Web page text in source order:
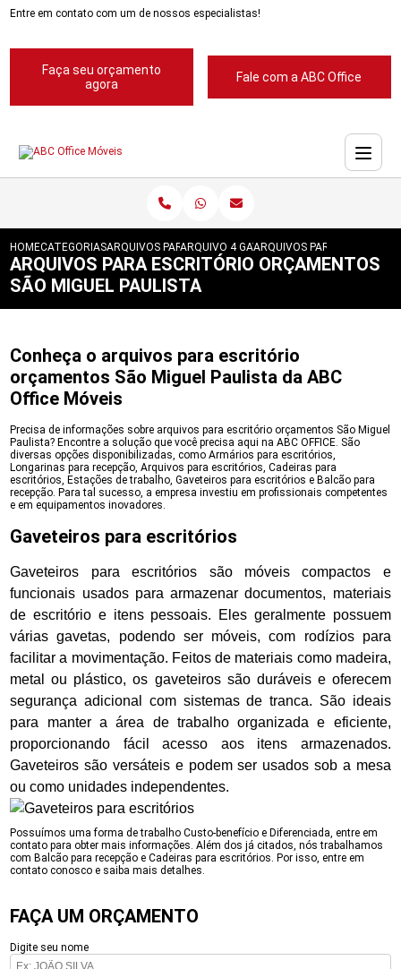
Entre em contato com um de nossos especialistas!
Faça seu orçamento
agora
Fale com a ABC Office
HOMECATEGORIASARQUIVOS PARA ESCRITORIOS
ARQUIVO 4 GAVETAS PARA ESCRITORIOS
ARQUIVOS PARA
ARQUIVOS PARA ESCRITÓRIO ORÇAMENTOS
SÃO MIGUEL PAULISTA
Conheça o arquivos para escritório
orçamentos São Miguel Paulista da ABC
Office Móveis
Precisa de informações sobre arquivos para escritório orçamentos São Miguel
Paulista? Encontre a solução que você precisa aqui na ABC OFFICE. São
diversas opções disponibilizadas, como Armários para escritórios,
Longarinas para recepção, Arquivos para escritórios, Cadeiras para
escritórios, Estações de trabalho, Gaveteiros para escritórios e Balcão para
recepção. Para tal sucesso, a empresa investiu em profissionais competentes
e em equipamentos inovadores.
Gaveteiros para escritórios
Gaveteiros para escritórios são móveis compactos e
funcionais usados para armazenar documentos, materiais
de escritório e itens pessoais. Eles geralmente possuem
várias gavetas, podendo ser móveis, com rodízios para
facilitar a movimentação. Feitos de materiais como madeira,
metal ou plástico, os gaveteiros são duráveis e oferecem
segurança adicional com sistemas de tranca. São ideais
para manter a área de trabalho organizada e eficiente,
proporcionando fácil acesso aos itens armazenados.
Gaveteiros são versáteis e podem ser usados sob a mesa
ou como unidades independentes.
Possuímos uma forma de trabalho Custo-benefício e Diferenciada, entre em
contato para obter mais informações. Além dos já citados, nós trabalhamos
com Balcão para recepção e Cadeiras para escritórios. Por isso, entre em
contato conosco e saiba mais detalhes.
FAÇA UM ORÇAMENTO
Digite seu nome